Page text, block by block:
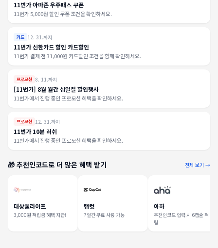
11번가 아마존 우주패스 쿠폰
11번가 5,000원 할인 쿠폰 조건을 확인하세요.
카드 12. 31.까지
11번가 신한카드 할인 카드할인
11번가 결제 전 31,000원 카드할인 조건을 함께 확인하세요.
프로모션 8. 11.까지
[11번가] 8월 월간 십일절 할인행사
11번가에서 진행 중인 프로모션 혜택을 확인하세요.
프로모션 12. 31.까지
11번가 10분 러쉬
11번가에서 진행 중인 프로모션 혜택을 확인하세요.
🎁 추천인코드로 더 많은 혜택 받기 전체 보기 →
대상웰라이프
3,000원 적립금 혜택 지급!
캡컷
7일간 무료 사용 가능
아하
추천인코드 입력 시 6캡슐 적
립